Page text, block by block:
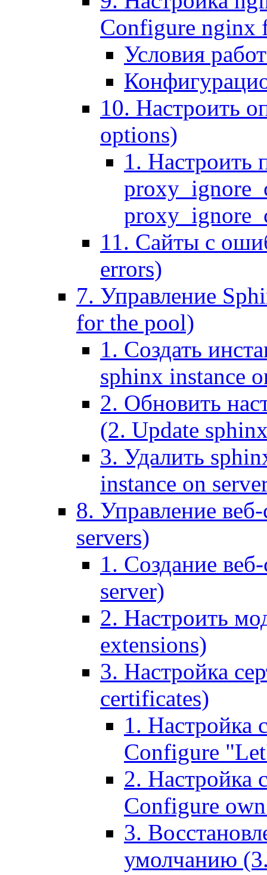
Configure nginx
Условия
10. Настроить
options)
1. Настроить
11. Сайты с
errors)
7. Управление
for the pool)
1. Создать
sphinx instance
2. Обновить
(2. Update
3. Удалить
instance on
8. Управление
servers)
1. Создание
server)
2. Настроить
extensions)
3. Настройка
certificates)
1. Настройка
Configure
2. Настройка
Configure
3.
умолчанию